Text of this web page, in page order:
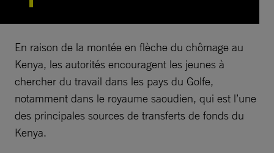
En raison de la montée en flèche du chômage au
Kenya, les autorités encouragent les jeunes à
chercher du travail dans les pays du Golfe,
notamment dans le royaume saoudien, qui est l’une
des principales sources de transferts de fonds du
Kenya.